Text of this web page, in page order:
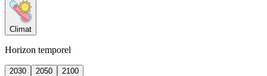
Climat
Horizon temporel
2030 2050
2100